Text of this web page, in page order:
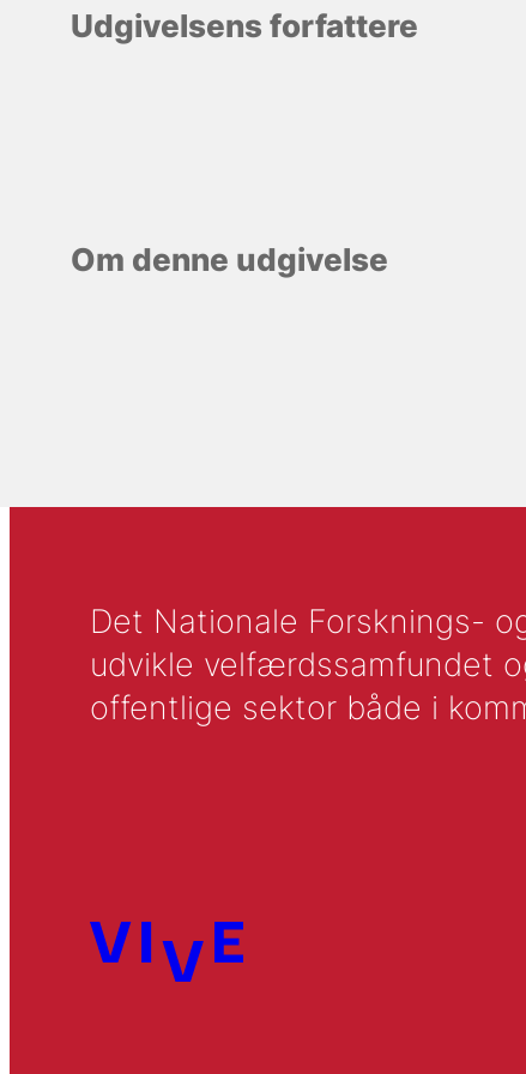
Udgivelsens forfattere
Om denne udgivelse
Det Nationale Forsknings-
udvikle velfærdssamfundet
offentlige sektor både i